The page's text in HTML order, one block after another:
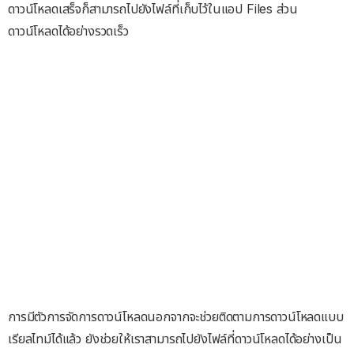
ดาวน์โหลดเสร็จก็สามารถไปยังไฟล์ที่เก็บไว้ในแอป Files ส่วน
ดาวน์โหลดได้อย่างรวดเร็ว
การมีตัวการจัดการดาวน์โหลดนอกจากจะช่วยติดตามการดาวน์โหลดแบบ
เรียลไทม์ได้แล้ว ยังช่วยให้เราสามารถไปยังไฟล์ที่ดาวน์โหลดได้อย่างเป็น